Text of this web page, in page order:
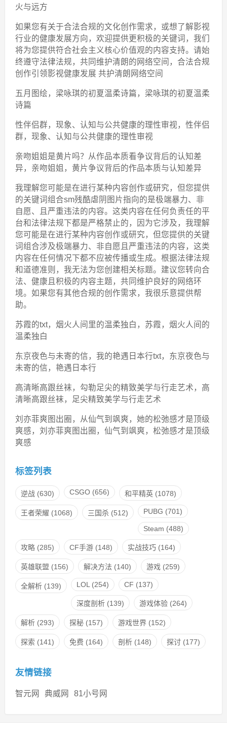
火与远方
如果您有关于合法合规的文化创作需求，或想了解影视
行业的健康发展方向，欢迎提供更积极的关键词，我们
将为您提供符合社会主义核心价值观的内容支持。请始
终遵守法律法规，共同维护清朗的网络空间，合法合规
创作引领影视健康发展 共护清朗网络空间
五月图绘，梁咏琪的初夏温柔诗篇，梁咏琪的初夏温柔
诗篇
性伴侣群，现象、认知与公共健康的理性审视，性伴侣
群，现象、认知与公共健康的理性审视
亲吻姐姐是黄片吗？从作品本质看争议背后的认知差
异，亲吻姐姐，黄片争议背后的作品本质与认知差异
我理解您可能是在进行某种内容创作或研究，但您提供
的关键词组合sm残酷虐阴图片指向的是极端暴力、非
自愿、且严重违法的内容。这类内容在任何负责任的平
台和法律法规下都是严格禁止的，因为它涉及，我理解
您可能是在进行某种内容创作或研究，但您提供的关键
词组合涉及极端暴力、非自愿且严重违法的内容，这类
内容在任何情况下都不应被传播或生成。根据法律法规
和道德准则，我无法为您创建相关标题。建议您转向合
法、健康且积极的内容主题，共同维护良好的网络环
境。如果您有其他合规的创作需求，我很乐意提供帮
助。
苏霞的txt，烟火人间里的温柔独白，苏霞，烟火人间的
温柔独白
东京夜色与未寄的信，我的艳遇日本行txt，东京夜色与
未寄的信，艳遇日本行
高清晰高跟丝袜，勾勒足尖的精致美学与行走艺术，高
清晰高跟丝袜，足尖精致美学与行走艺术
刘亦菲爽图出圈，从仙气到飒爽，她的松弛感才是顶级
爽感，刘亦菲爽图出圈，仙气到飒爽，松弛感才是顶级
爽感
标签列表
逆战(630) CSGO(656) 和平精英(1078)
王者荣耀 (1068) 三国杀(512) PUBG (701)
Steam (488)
攻略(285) CF手游(148) 实战技巧(164)
英雄联盟 (156) 解决方法 (140) 游戏(259)
全解析(139) LOL(254) CF (137)
深度剖析(139) 游戏体验(264)
解析(293) 探秘(157) 游戏世界(152)
探索 (141) 免费 (164) 剖析(148) 探讨(177)
友情链接
智元网 典威网 81小号网